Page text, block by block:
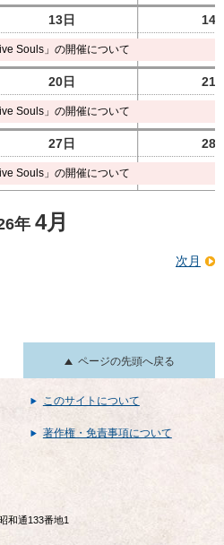
13日 14
Souls」の開催について
20日 21
Souls」の開催について
27日 28
Souls」の開催について
年 4月
次月
ページの先頭へ戻る
このサイトについて
著作権・免責事項について
和通133番地1